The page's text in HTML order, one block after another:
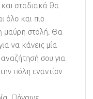
και σταδιακά θα
όλο και πιο
μαύρη στολή. Θα
να κάνεις μία
σου για
πόλη εναντίον